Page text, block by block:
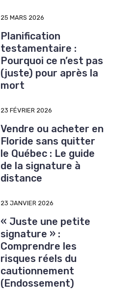
25 MARS 2026
Planification
testamentaire :
Pourquoi ce n’est pas
(juste) pour après la
mort
23 FÉVRIER 2026
Vendre ou acheter en
Floride sans quitter
le Québec : Le guide
de la signature à
distance
23 JANVIER 2026
« Juste une petite
signature » :
Comprendre les
risques réels du
cautionnement
(Endossement)